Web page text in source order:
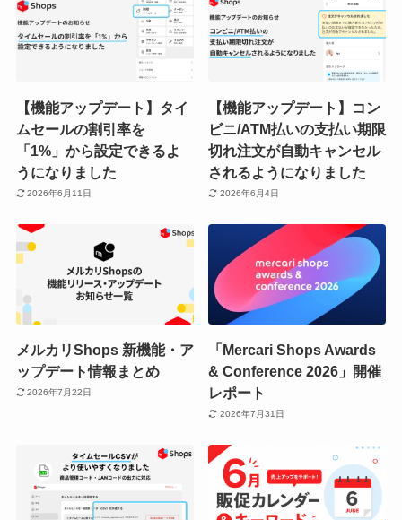
【機能アップデート】タイ
ムセールの割引率を
「1%」から設定できるよ
うになりました
2026年6月11日
【機能アップデート】コン
ビニ/ATM払いの支払い期限
切れ注文が自動キャンセル
されるようになりました
2026年6月4日
メルカリShops 新機能・ア
ップデート情報まとめ
2026年7月22日
「Mercari Shops Awards
& Conference 2026」開催
レポート
2026年7月31日